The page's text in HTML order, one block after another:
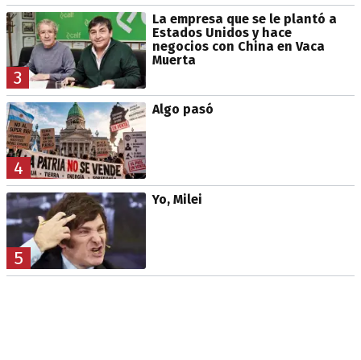
3
La empresa que se le plantó a
Estados Unidos y hace
negocios con China en Vaca
Muerta
4
Algo pasó
5
Yo, Milei